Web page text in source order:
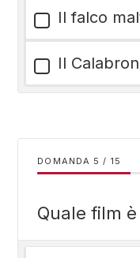
Il falco
Il
DOMANDA / 15
Quale film